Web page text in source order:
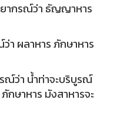
ยากรณ์ว่า ธัญญาหาร
า ผลาหาร ภักษาหาร
ณ์ว่า น้ำท่าจะบริบูรณ์
ษาหาร มังสาหารจะ